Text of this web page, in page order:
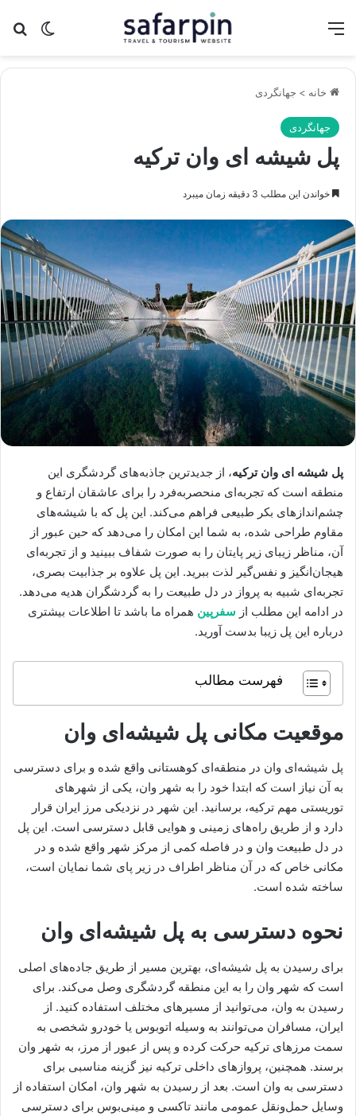
تغییر منو
خانه > جهانگردی
جهانگردی
پل شیشه ای وان ترکیه
خواندن این مطلب 3 دقیقه زمان میبرد
پل شیشه ای وان ترکیه، از جدیدترین جاذبه‌های گردشگری این
منطقه است که تجربه‌ای منحصربه‌فرد را برای عاشقان ارتفاع و
چشم‌اندازهای بکر طبیعی فراهم می‌کند. این پل که با شیشه‌های
مقاوم طراحی شده، به شما این امکان را می‌دهد که حین عبور از
آن، مناظر زیبای زیر پایتان را به صورت شفاف ببینید و از تجربه‌ای
هیجان‌انگیز و نفس‌گیر لذت ببرید. این پل علاوه بر جذابیت بصری،
تجربه‌ای شبیه به پرواز در دل طبیعت را به گردشگران هدیه می‌دهد.
در ادامه این مطلب از سفرپین همراه ما باشد تا اطلاعات بیشتری
درباره این پل زیبا بدست آورید.
فهرست مطالب
موقعیت مکانی پل شیشه‌ای وان
پل شیشه‌ای وان در منطقه‌ای کوهستانی واقع شده و برای دسترسی
به آن نیاز است که ابتدا خود را به شهر وان، یکی از شهرهای
توریستی مهم ترکیه، برسانید. این شهر در نزدیکی مرز ایران قرار
دارد و از طریق راه‌های زمینی و هوایی قابل دسترسی است. این پل
در دل طبیعت وان و در فاصله کمی از مرکز شهر واقع شده و در
مکانی خاص که در آن مناظر اطراف در زیر پای شما نمایان است،
ساخته شده است.
نحوه دسترسی به پل شیشه‌ای وان
برای رسیدن به پل شیشه‌ای، بهترین مسیر از طریق جاده‌های اصلی
است که شهر وان را به این منطقه گردشگری وصل می‌کند. برای
رسیدن به وان، می‌توانید از مسیرهای مختلف استفاده کنید. از
ایران، مسافران می‌توانند به وسیله اتوبوس یا خودرو شخصی به
سمت مرزهای ترکیه حرکت کرده و پس از عبور از مرز، به شهر وان
برسند. همچنین، پروازهای داخلی ترکیه نیز گزینه مناسبی برای
دسترسی به وان است. بعد از رسیدن به شهر وان، امکان استفاده از
وسایل حمل‌ونقل عمومی مانند تاکسی و مینی‌بوس برای دسترسی